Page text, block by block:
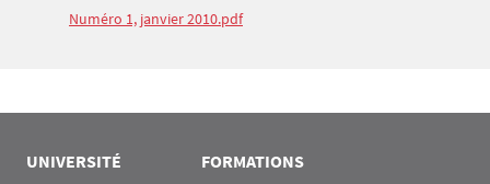
Texte
Numéro 1, janvier 2010.pdf
UNIVERSITÉ FORMATIONS